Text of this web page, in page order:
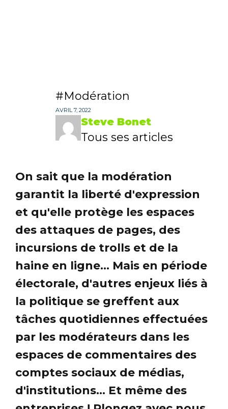
Modération
AVRIL 7, 2022
Steve Bonet
Tous ses articles
On sait que la modération
garantit la liberté d'expression
et qu'elle protège les espaces
des attaques de pages, des
incursions de trolls et de la
haine en ligne... Mais en période
électorale, d'autres enjeux liés à
la politique se greffent aux
tâches quotidiennes effectuées
par les modérateurs dans les
espaces de commentaires des
comptes sociaux de médias,
d'institutions... Et même des